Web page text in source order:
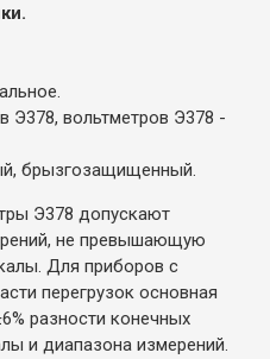
Э378, вольтметров Э378 -
брызгозащищенный.
Э378 допускают
не превышающую
Для приборов с
перегрузок основная
разности конечных
и диапазона измерений.